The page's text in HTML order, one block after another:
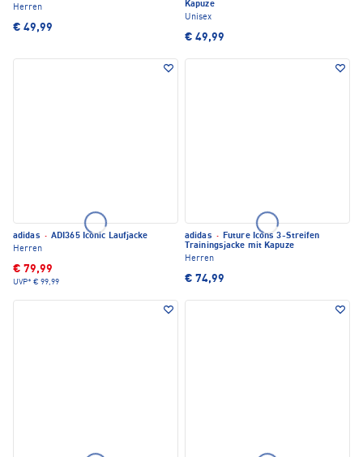
Herren
€ 49,99
Kapuze
Unisex
€ 49,99
adidas · ADI365 Iconic Laufjacke
Herren
€ 79,99
UVP* € 99,99
adidas · Future Icons 3-Streifen
Trainingsjacke mit Kapuze
Herren
€ 74,99